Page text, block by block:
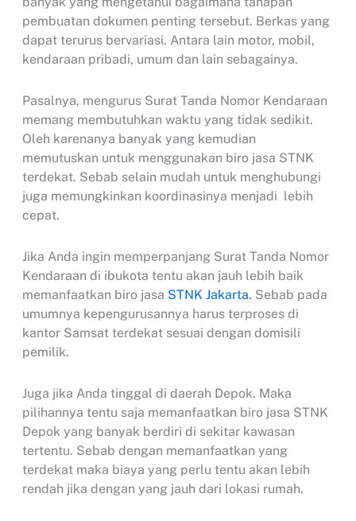
pembuatan dokumen penting tersebut. Berkas yang
dapat terurus bervariasi. Antara lain motor, mobil,
kendaraan pribadi, umum dan lain sebagainya.
Pasalnya, mengurus Surat Tanda Nomor Kendaraan
memang membutuhkan waktu yang tidak sedikit.
Oleh karenanya banyak yang kemudian
memutuskan untuk menggunakan biro jasa STNK
terdekat. Sebab selain mudah untuk menghubungi
juga memungkinkan koordinasinya menjadi lebih
cepat.
Jika Anda ingin memperpanjang Surat Tanda Nomor
Kendaraan di ibukota tentu akan jauh lebih baik
memanfaatkan biro jasa STNK Jakarta. Sebab pada
umumnya kepengurusannya harus terproses di
kantor Samsat terdekat sesuai dengan domisili
pemilik.
Juga jika Anda tinggal di daerah Depok. Maka
pilihannya tentu saja memanfaatkan biro jasa STNK
Depok yang banyak berdiri di sekitar kawasan
tertentu. Sebab dengan memanfaatkan yang
terdekat maka biaya yang perlu tentu akan lebih
rendah jika dengan yang jauh dari lokasi rumah.